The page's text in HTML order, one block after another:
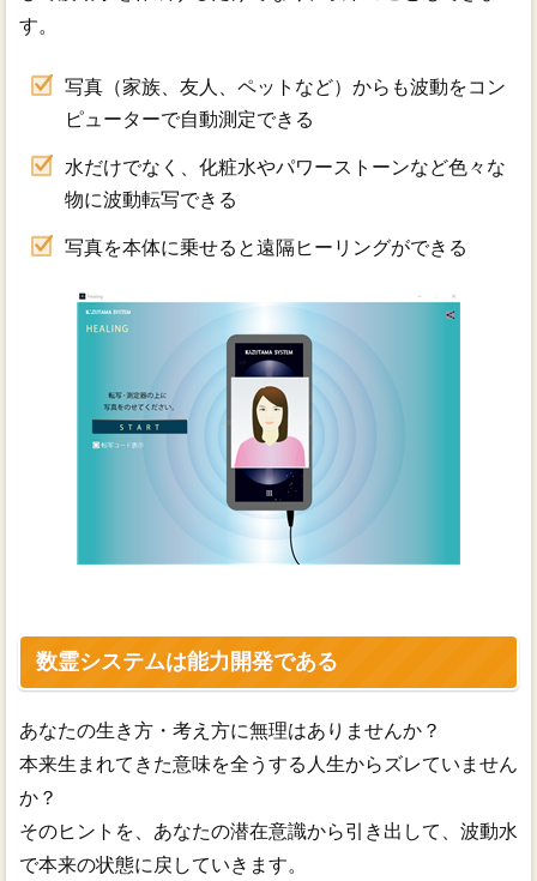
す。
写真（家族、友人、ペットなど）からも波動をコン
ピューターで自動測定できる
水だけでなく、化粧水やパワーストーンなど色々な
物に波動転写できる
写真を本体に乗せると遠隔ヒーリングができる
数霊システムは能力開発である
あなたの生き方・考え方に無理はありませんか？
本来生まれてきた意味を全うする人生からズレていません
か？
そのヒントを、あなたの潜在意識から引き出して、波動水
で本来の状態に戻していきます。